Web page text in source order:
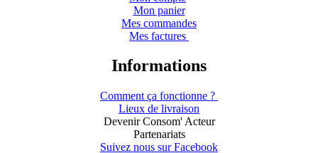
Mon panier
Mes commandes
Mes factures
Informations
Comment ça fonctionne ?
Lieux de livraison
Devenir Consom' Acteur
Partenariats
Suivez nous sur Facebook